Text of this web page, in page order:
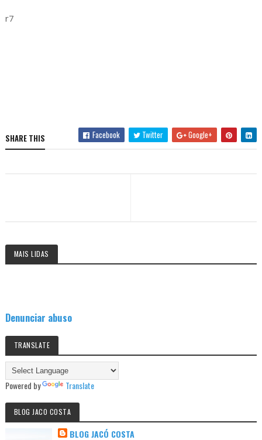
r7
SHARE THIS Facebook Twitter Google+
MAIS LIDAS
Denunciar abuso
TRANSLATE
Powered by Translate
BLOG JACO COSTA
BLOG JACÓ COSTA